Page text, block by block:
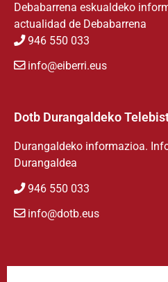
Debabarrena eskualdeko
actualidad de Debabarrena
946 550 033
info@eiberri.eus
Dotb Durangaldeko
Durangaldeko informazioa.
Durangaldea
946 550 033
info@dotb.eus